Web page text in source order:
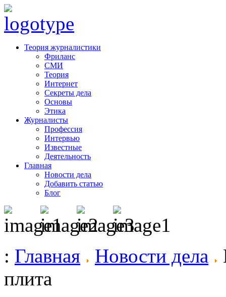
Теория журналистики
Фриланс
СМИ
Теория
Интернет
Секреты дела
Основы
Этика
Журналисты
Профессия
Интервью
Известные
Деятельность
Главная
Новости дела
Добавить статью
Блог
: Главная Новости дела
плита